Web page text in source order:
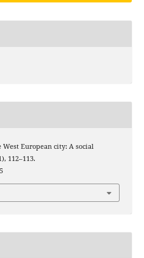
European city: A social
112–113.